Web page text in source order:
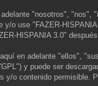
"nosotros",
o use "FAZER-
HISPANIA 3.0"
en adelante "ellos",
y puede ser
y/o contenido permisible.